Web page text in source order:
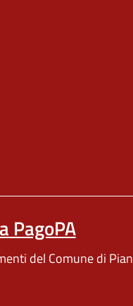
scheda).
PagoPA
del Comune di Pian